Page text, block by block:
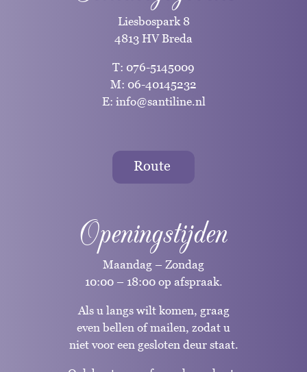
Liesbospark 8
4813 HV Breda
T: 076-5145009
M: 06-40145232
E: info@santiline.nl
Route
Openingstijden
Maandag – Zondag
10:00 – 18:00 op afspraak.
Als u langs wilt komen, graag
even bellen of mailen, zodat u
niet voor een gesloten deur staat.